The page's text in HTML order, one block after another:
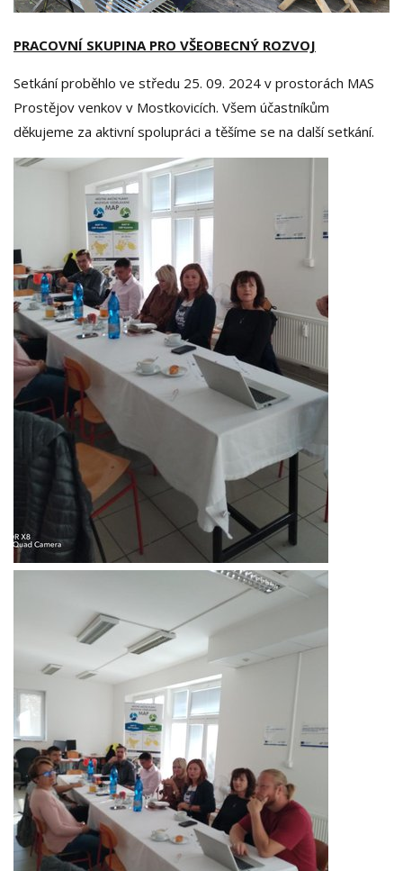
PRACOVNÍ SKUPINA PRO VŠEOBECNÝ ROZVOJ
Setkání proběhlo ve středu 25. 09. 2024 v prostorách MAS
Prostějov venkov v Mostkovicích. Všem účastníkům
děkujeme za aktivní spolupráci a těšíme se na další setkání.